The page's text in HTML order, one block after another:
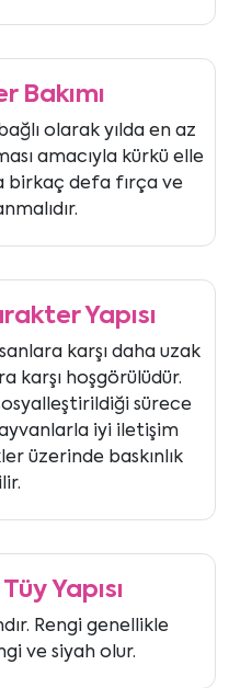
Bakımı
olarak yılda en az
amacıyla kürkü elle
birkaç defa fırça ve
Yapısı
karşı daha uzak
karşı hoşgörülüdür.
sürece
iyi iletişim
üzerinde baskınlık
Yapısı
Rengi genellikle
ve siyah olur.